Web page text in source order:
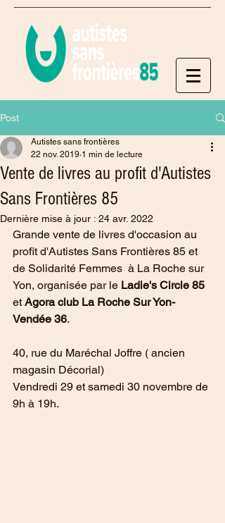
Post
Vente de livres au profit d'Autistes
Sans Frontières 85
Autistes sans frontières
22 nov. 2019 1 min de lecture
Dernière mise à jour : 24 avr. 2022
Grande vente de livres d'occasion au
profit d'Autistes Sans Frontières 85 et
de Solidarité Femmes  à La Roche sur
Yon, organisée par le Ladie's Circle 85
et Agora club La Roche Sur Yon-
Vendée 36.
40, rue du Maréchal Joffre ( ancien
magasin Décorial)
Vendredi 29 et samedi 30 novembre de
9h à 19h.